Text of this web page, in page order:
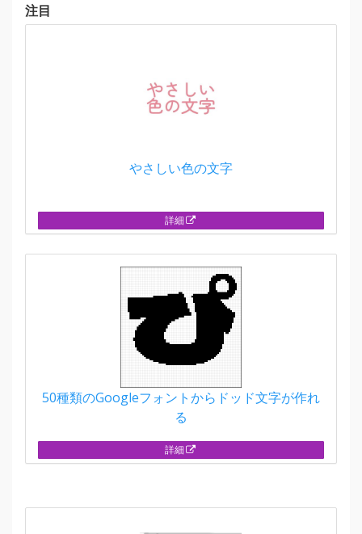
注目
やさしい色の文字
詳細
50種類のGoogleフォントからドッド文字が作れ
る
詳細